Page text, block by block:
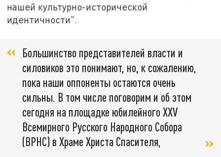
нашей культурно-исторической
идентичности".
Большинство представителей власти и
силовиков это понимают, но, к сожалению,
пока наши оппоненты остаются очень
сильны. В том числе поговорим и об этом
сегодня на площадке юбилейного XXV
Всемирного Русского Народного Собора
(ВРНС) в Храме Христа Спасителя,